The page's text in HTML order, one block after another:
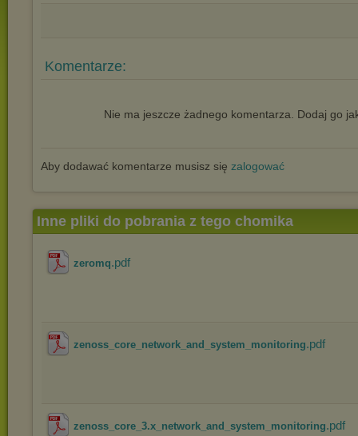
Komentarze:
Nie ma jeszcze żadnego komentarza. Dodaj go
Aby dodawać komentarze musisz się zalogować
Inne pliki do pobrania z tego chomika
zeromq.pdf
zenoss_core_network_and_system_monitoring.pdf
zenoss_core_3.x_network_and_system_monitoring.pdf